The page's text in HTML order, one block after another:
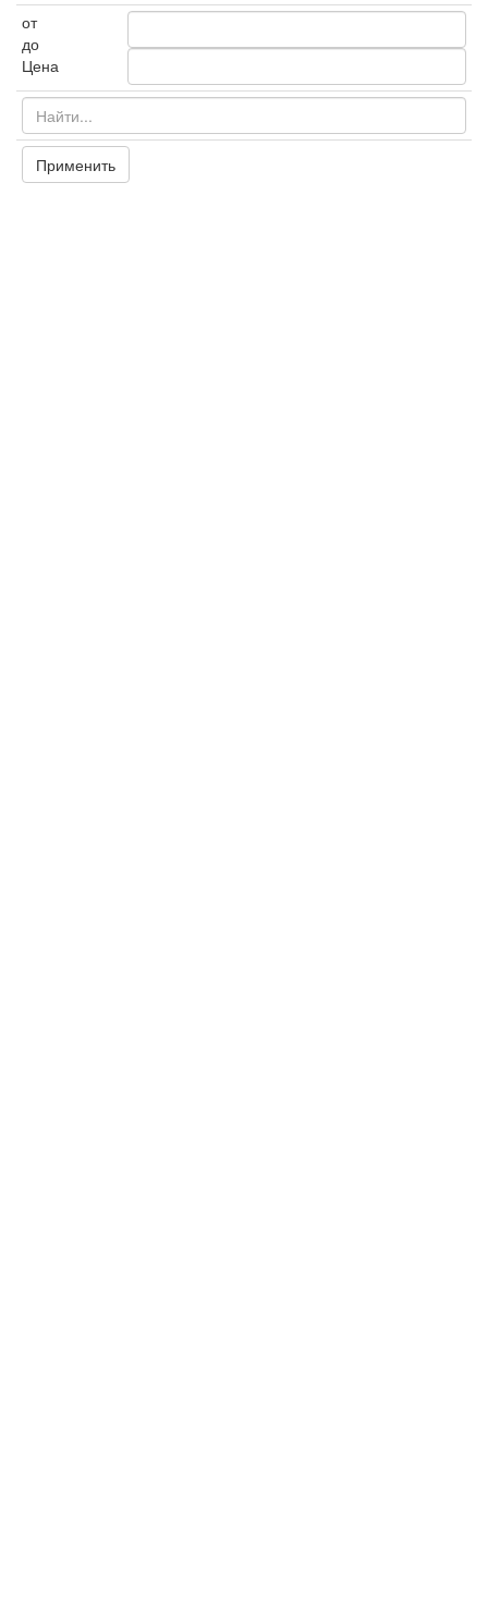
от
до
Цена
Применить